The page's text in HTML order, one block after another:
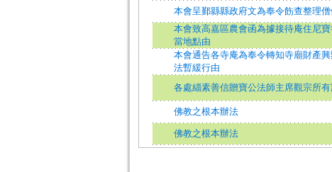
本會呈鄞縣縣政府文為奉令飭查整理
本會致高嘉區農會函為據接待庵住尼
當地點由
本會通告各寺庵為奉令轉知寺廟財產
法暫緩行由
各處緇素善信贈寶公法師主席觀宗所
佛教之根本辦法
佛教之根本辦法